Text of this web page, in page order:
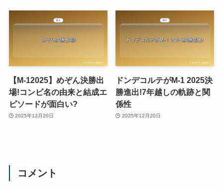
【M-12025】めぞん決勝出
場!コンビ名の由来と結成エ
ピソードが面白い?
2025年12月20日
ドンデコルテがM-1 2025決
勝進出!7年越しの軌跡と関
係性
2025年12月20日
コメント